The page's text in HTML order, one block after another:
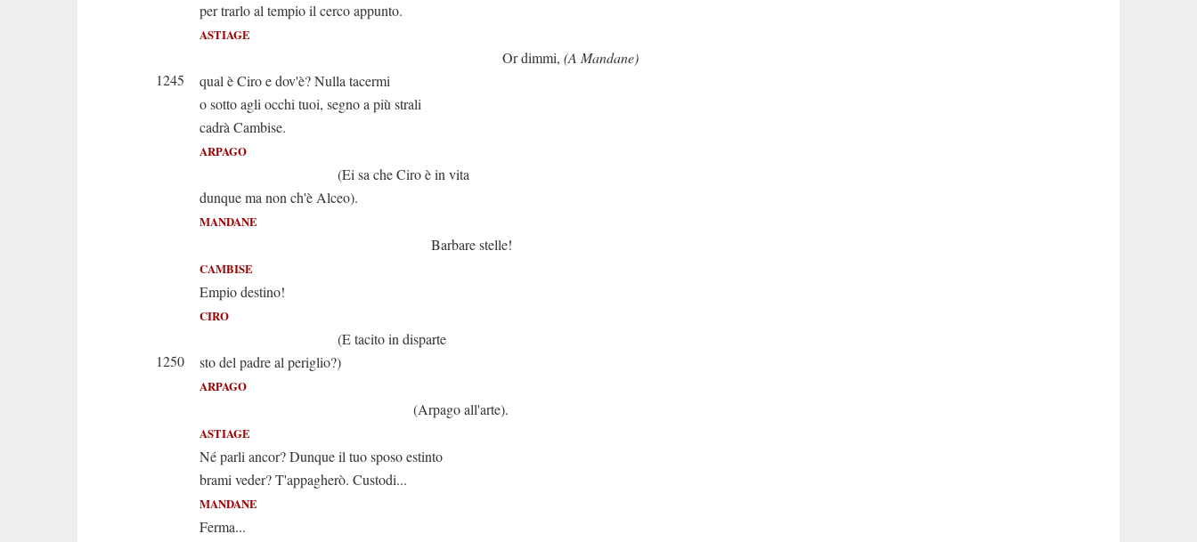
per trarlo al tempio il cerco appunto.
ASTIAGE
Or dimmi, (A Mandane)
1245
qual è Ciro e dov'è? Nulla tacermi
o sotto agli occhi tuoi, segno a più strali
cadrà Cambise.
ARPAGO
(Ei sa che Ciro è in vita
dunque ma non ch'è Alceo).
MANDANE
Barbare stelle!
CAMBISE
Empio destino!
CIRO
(E tacito in disparte
1250
sto del padre al periglio?)
ARPAGO
(Arpago all'arte).
ASTIAGE
Né parli ancor? Dunque il tuo sposo estinto
brami veder? T'appagherò. Custodi...
MANDANE
Ferma...